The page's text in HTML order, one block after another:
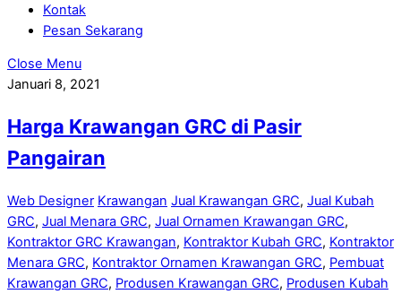
Kontak
Pesan Sekarang
Close Menu
Januari 8, 2021
Harga Krawangan GRC di Pasir
Pangairan
Web Designer Krawangan Jual Krawangan GRC, Jual Kubah
GRC, Jual Menara GRC, Jual Ornamen Krawangan GRC,
Kontraktor GRC Krawangan, Kontraktor Kubah GRC, Kontraktor
Menara GRC, Kontraktor Ornamen Krawangan GRC, Pembuat
Krawangan GRC, Produsen Krawangan GRC, Produsen Kubah